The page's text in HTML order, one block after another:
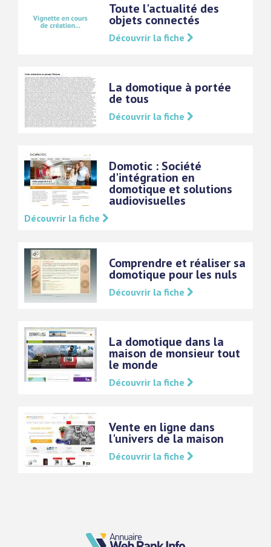
Toute l'actualité des
objets connectés
Découvrir la fiche
La domotique à portée
de tous
Découvrir la fiche
Domotic : Société
d'intégration en
domotique et solutions
audiovisuelles
Découvrir la fiche
Comprendre et réaliser sa
domotique pour les nuls
Découvrir la fiche
La domotique dans la
maison de monsieur tout
le monde
Découvrir la fiche
Vente en ligne dans
l'univers de la maison
Découvrir la fiche